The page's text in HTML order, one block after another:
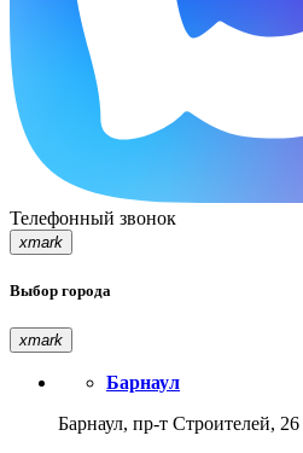
Телефонный звонок
xmark
Выбор города
xmark
Барнаул
Барнаул, пр-т Строителей, 26